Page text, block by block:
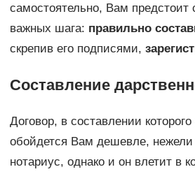
самостоятельно, Вам предстоит
важных шага: правильно
скрепив его подписями,
Составление
Договор, в составлении
обойдется Вам дешевле, нежели
нотариус, однако и он влетит в